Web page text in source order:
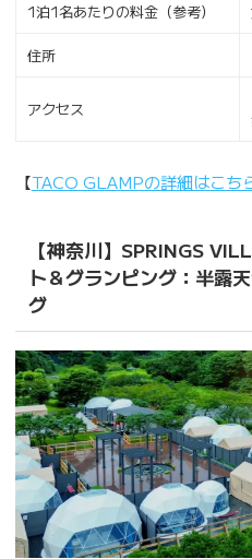
1泊1名あたりの料金（参考）
住所
アクセス
【TACO GLAMPの詳細はこち
【神奈川】SPRINGS
ト＆グランピング：半露
グ